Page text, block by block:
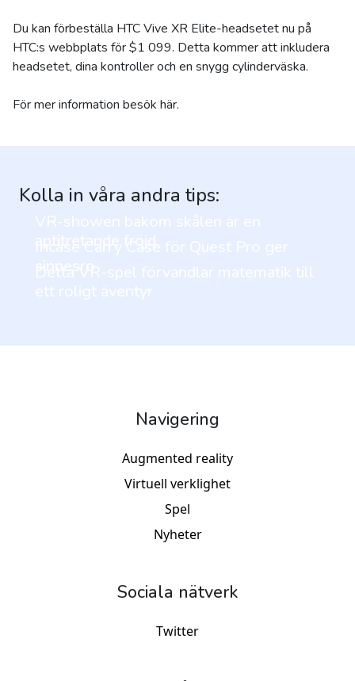
Du kan förbeställa HTC Vive XR Elite-headsetet nu på
HTC:s webbplats för $1 099. Detta kommer att inkludera
headsetet, dina kontroller och en snygg cylinderväska.
För mer information besök här.
Kolla in våra andra tips:
Navigering
Augmented reality
Virtuell verklighet
Spel
Nyheter
Sociala nätverk
Twitter